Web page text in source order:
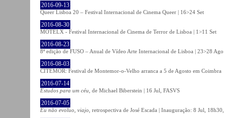
2016-09-13
Queer Lisboa 20 – Festival Internacional de Cinema Queer | 16>24 Set
2016-08-30
MOTELX - Festival Internacional de Cinema de Terror de Lisboa | 1>11 Set
2016-08-23
8ª edição de FUSO – Anual de Vídeo Arte Internacional de Lisboa | 23>28 Ago
2016-08-03
CITEMOR: Festival de Montemor-o-Velho arranca a 5 de Agosto em Coimbra
2016-07-14
Estudos para um céu , de Michael Biberstein | 16 Jul, FASVS
2016-07-05
Eu não evoluo, viajo , retrospectiva de José Escada | Inauguração: 8 Jul,